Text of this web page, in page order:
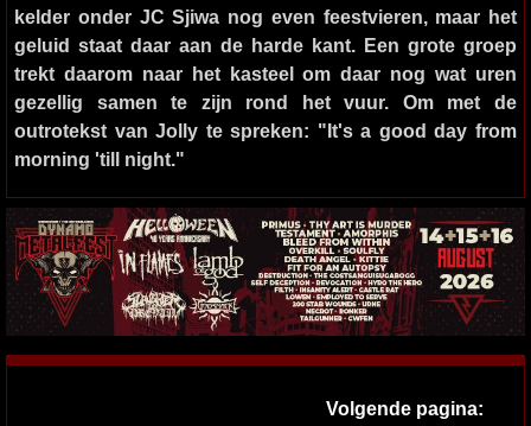
kelder onder JC Sjiwa nog even feestvieren, maar het
geluid staat daar aan de harde kant. Een grote groep
trekt daarom naar het kasteel om daar nog wat uren
gezellig samen te zijn rond het vuur. Om met de
outrotekst van Jolly te spreken: "It's a good day from
morning 'till night."
Volgende pagina: